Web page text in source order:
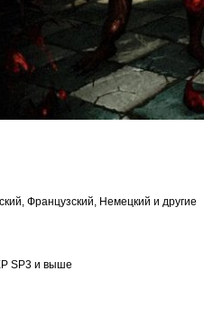
Французский, Немецкий и другие
SP3 и выше